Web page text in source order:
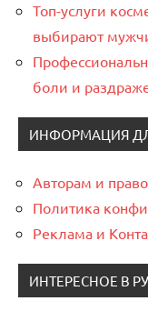
Топ-услуги
выбирают
боли и
ИНФОРМАЦИЯ
Авторам и
Политика
Реклама и
ИНТЕРЕСНОЕ В